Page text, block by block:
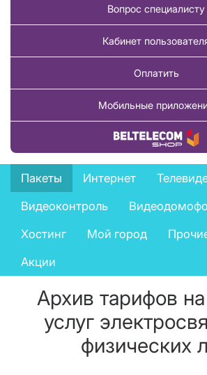
Вопрос специалисту
Кабинет
Оплатить
Мобильные
Купить товар
Private
services
menu
Пакеты Интернет
Видеоконтроль
Хостинг
Мой город
Акции
Архив тарифов
услуг
физических